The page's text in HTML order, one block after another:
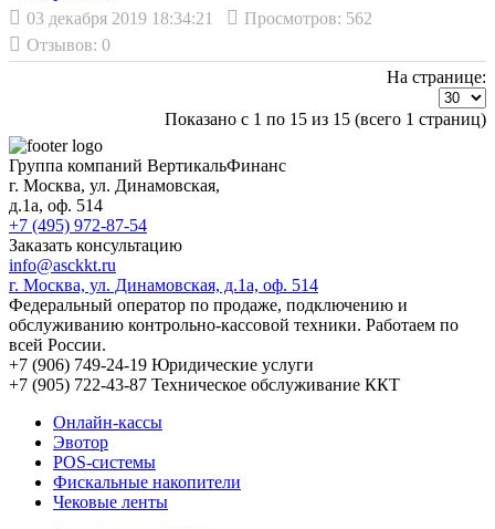
03 декабря 2019 18:34:21
Просмотров: 562
Отзывов: 0
На странице:
Показано с 1 по 15 из 15 (всего 1 страниц)
Группа компаний ВертикальФинанс
г. Москва, ул. Динамовская,
д.1а, оф. 514
+7 (495) 972-87-54
Заказать консультацию
info@asckkt.ru
г. Москва, ул. Динамовская, д.1а, оф. 514
Федеральный оператор по продаже, подключению и
обслуживанию контрольно-кассовой техники. Работаем по
всей России.
+7 (906) 749-24-19 Юридические услуги
+7 (905) 722-43-87 Техническое обслуживание ККТ
Онлайн-кассы
Эвотор
POS-системы
Фискальные накопители
Чековые ленты